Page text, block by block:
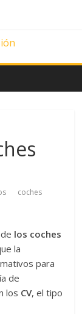
coches
los coches
la
para
de
los CV, el tipo